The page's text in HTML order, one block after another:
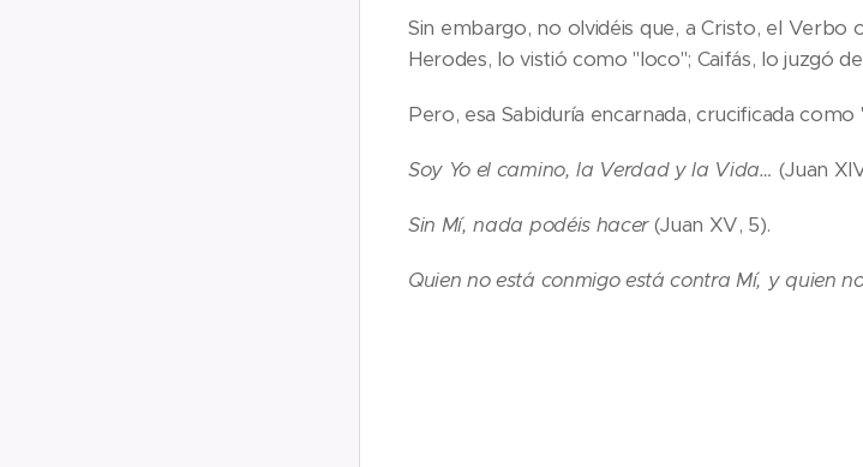
Sin embargo, no olvidéis que, a Cristo, el Verbo
Herodes, lo vistió como "loco"; Caifás, lo juzgó
Pero, esa Sabiduría encarnada, crucificada
Soy Yo el camino, la Verdad y la Vida… (Juan
Sin Mí, nada podéis hacer(Juan XV, 5).
Quien no está conmigo está contra Mí, y quien